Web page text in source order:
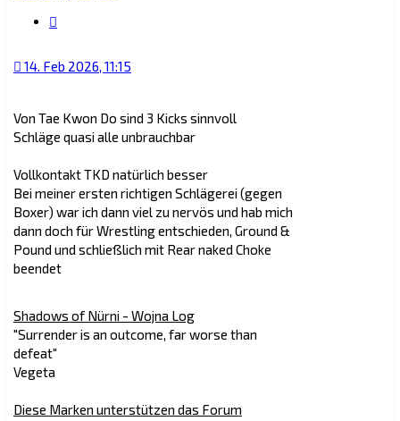
14. Feb 2026, 11:15
Von Tae Kwon Do sind 3 Kicks sinnvoll
Schläge quasi alle unbrauchbar
Vollkontakt TKD natürlich besser
Bei meiner ersten richtigen Schlägerei (gegen
Boxer) war ich dann viel zu nervös und hab mich
dann doch für Wrestling entschieden, Ground &
Pound und schließlich mit Rear naked Choke
beendet
Shadows of Nürni - Wojna Log
"Surrender is an outcome, far worse than
defeat"
Vegeta
Diese Marken unterstützen das Forum